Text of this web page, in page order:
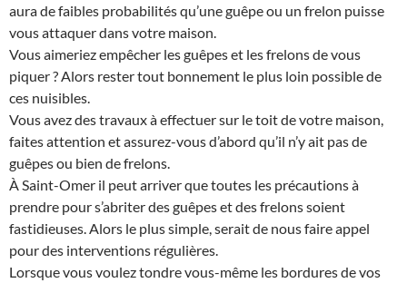
aura de faibles probabilités qu’une guêpe ou un frelon puisse
vous attaquer dans votre maison.
Vous aimeriez empêcher les guêpes et les frelons de vous
piquer ? Alors rester tout bonnement le plus loin possible de
ces nuisibles.
Vous avez des travaux à effectuer sur le toit de votre maison,
faites attention et assurez-vous d’abord qu’il n’y ait pas de
guêpes ou bien de frelons.
À Saint-Omer il peut arriver que toutes les précautions à
prendre pour s’abriter des guêpes et des frelons soient
fastidieuses. Alors le plus simple, serait de nous faire appel
pour des interventions régulières.
Lorsque vous voulez tondre vous-même les bordures de vos